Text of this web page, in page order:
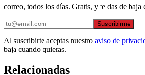
correo, todos los días. Gratis, y te das de baja
Suscribirme
Al suscribirte aceptas nuestro aviso de
baja cuando quieras.
Relacionadas